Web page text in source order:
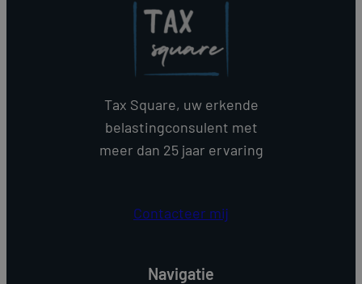
Tax Square, uw erkende
belastingconsulent met
meer dan 25 jaar ervaring
Contacteer mij
Navigatie